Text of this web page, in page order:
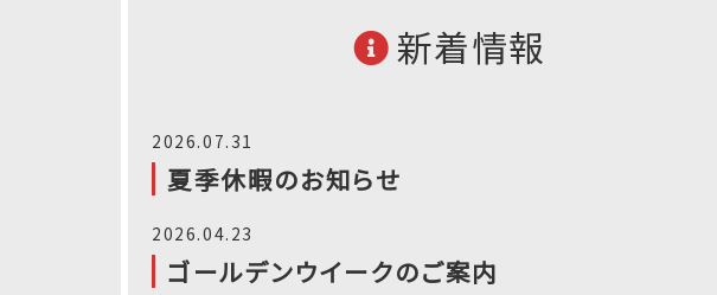
新着情報
2026.07.31
夏季休暇のお知らせ
2026.04.23
ゴールデンウイークのご案内